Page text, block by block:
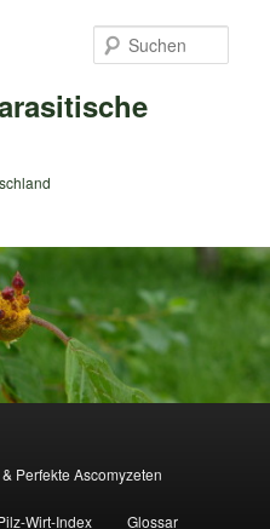
Perfekte Ascomyzeten
Wirt-Index Glossar